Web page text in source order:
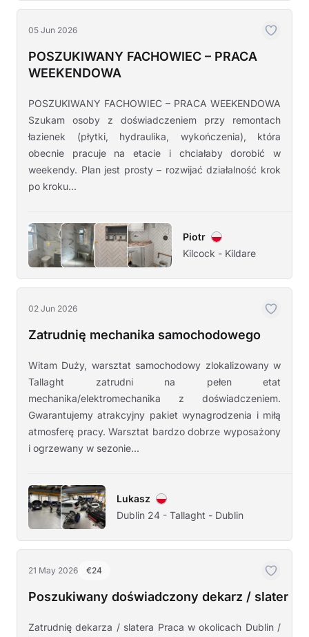
05 Jun 2026
POSZUKIWANY FACHOWIEC – PRACA
WEEKENDOWA
POSZUKIWANY FACHOWIEC – PRACA WEEKENDOWA
Szukam osoby z doświadczeniem przy remontach
łazienek (płytki, hydraulika, wykończenia), która
obecnie pracuje na etacie i chciałaby dorobić w
weekendy. Plan jest prosty – rozwijać działalność krok
po kroku...
Piotr
Kilcock - Kildare
02 Jun 2026
Zatrudnię mechanika samochodowego
Witam Duży, warsztat samochodowy zlokalizowany w
Tallaght zatrudni na pełen etat
mechanika/elektromechanika z doświadczeniem.
Gwarantujemy atrakcyjny pakiet wynagrodzenia i miłą
atmosferę pracy. Warsztat bardzo dobrze wyposażony
i ogrzewany w sezonie...
Lukasz
Dublin 24 - Tallaght - Dublin
21 May 2026 €24
Poszukiwany doświadczony dekarz / slater
Zatrudnię dekarza / slatera Praca w okolicach Dublin /